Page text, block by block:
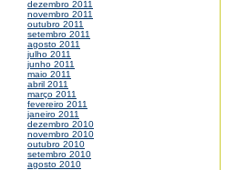
dezembro 2011
novembro 2011
outubro 2011
setembro 2011
agosto 2011
julho 2011
junho 2011
maio 2011
abril 2011
março 2011
fevereiro 2011
janeiro 2011
dezembro 2010
novembro 2010
outubro 2010
setembro 2010
agosto 2010